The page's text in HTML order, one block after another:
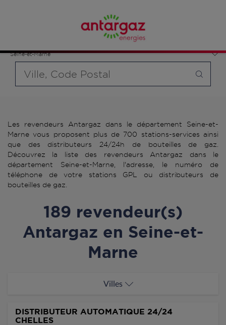
Seine-et-Marne
bouteille souhaité et le type de point de vente (revendeur /
distributeur automatique de bouteilles de gaz ou station GPL
carburant)
Les revendeurs Antargaz dans le département Seine-et-
Marne vous proposent plus de 700 stations-services ainsi
que des distributeurs 24/24h de bouteilles de gaz.
Découvrez la liste des revendeurs Antargaz dans le
département Seine-et-Marne, l'adresse, le numéro de
téléphone de votre stations GPL ou distributeurs de
bouteilles de gaz.
189 revendeur(s)
Antargaz en Seine-et-
Marne
Villes
DISTRIBUTEUR AUTOMATIQUE 24/24
CHELLES